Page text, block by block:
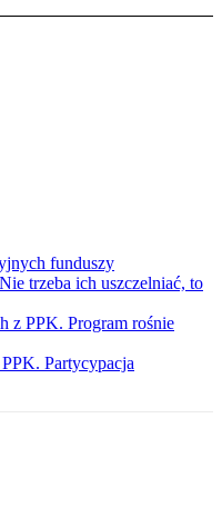
funduszy
trzeba ich uszczelniać, to
z PPK. Program rośnie
Partycypacja